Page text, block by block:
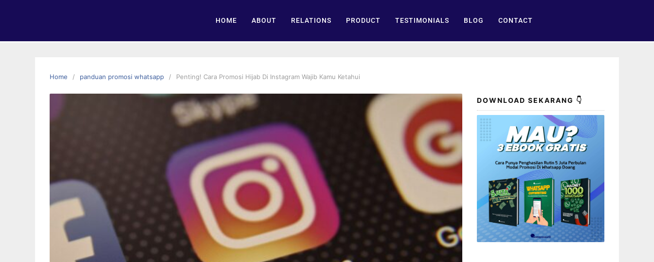
HOME ABOUT RELATIONS PRODUCT TESTIMONIALS BLOG CONTACT
Home panduan promosi whatsapp Penting! Cara Promosi Hijab Di Instagram Wajib Kamu Ketahui
DOWNLOAD SEKARANG 👇